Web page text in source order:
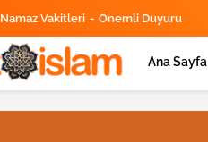
Namaz Vakitleri Önemli Duyuru
Ana Sayfa